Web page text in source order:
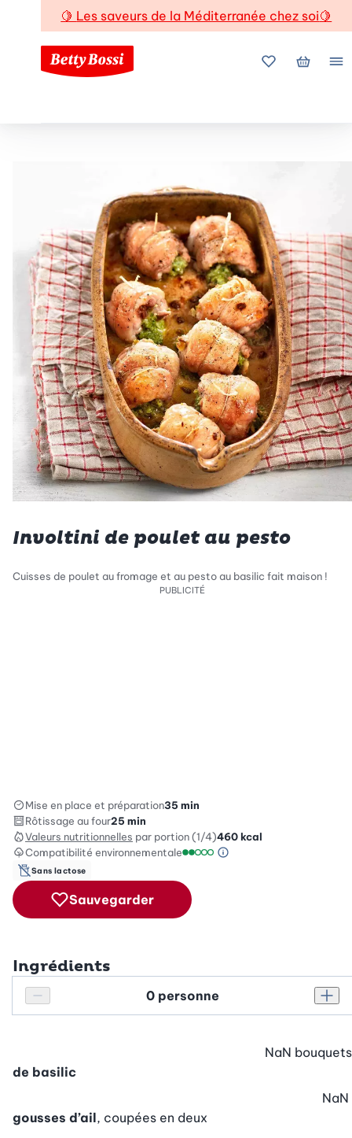
🍋 Les saveurs de la Méditerranée chez soi🍋
Mes favoris
Mon
Involtini de poulet au pesto
Cuisses de poulet au fromage et au pesto au basilic fait maison !
PUBLICITÉ
Mise en place et préparation35 min
Rôtissage au four25 min
Valeurs nutritionnelles par portion (1/4)460kcal
Compatibilité environnementale
Information sur
Sans lactose
Sauvegarder
Ingrédients
Réduire le nombre de personnes
Personnes
de basilic
NaN bouquets
gousses d’ail, coupées en deux
NaN